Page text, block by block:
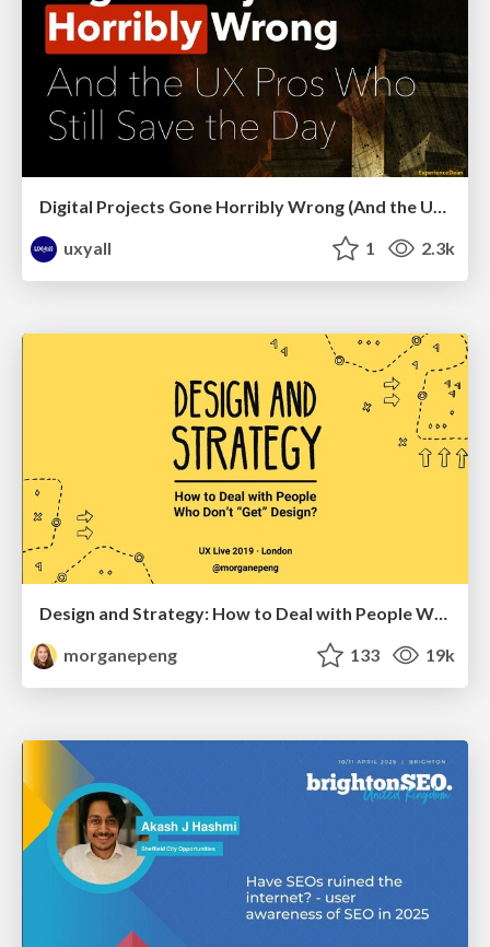
uxyall
1 2.3k
Design and Strategy: How to Deal with People Who Don’t "Get" Design
morganepeng
133 19k